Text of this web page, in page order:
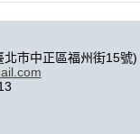
市中正區福州街15號)